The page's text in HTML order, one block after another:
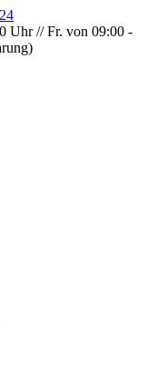
Uhr // Fr. von 09:00 -